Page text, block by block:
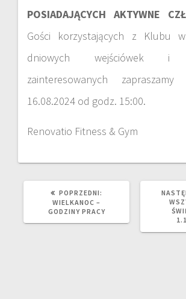
POSIADAJĄCYCH AKTYWNE
Gości korzystających z Klubu
dniowych wejściówek i
zainteresowanych
16.08.2024 od godz. 15:00.
Renovatio Fitness & Gym
POPRZEDNI:
WIELKANOC –
GODZINY PRACY